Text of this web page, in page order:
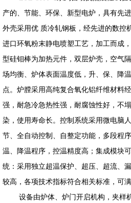
产的、节能、环保、新型电炉，具有先
外壳采用优 质冷轧钢板， 经先进的数控
进口环氧粉末静电喷塑工艺，加工而成
型硅钼棒为加热元件，双层炉壳 ，空气
场均衡、炉体表面温度低 ， 升 、保、 降
点。炉膛采用高纯复合氧化铝纤维材料
强， 耐急冷急热性强， 耐腐蚀性好，不
染，使用寿命长。控制系统采用微电脑
节、全自动控制、自整定功能， 多段程
温、降温程序，控温精度高；集成模块
统：采用独立超温保护、超压、超流、
较高， 各项技术指标符合相关标准，可
设备由炉体、炉门开启机构，夹样